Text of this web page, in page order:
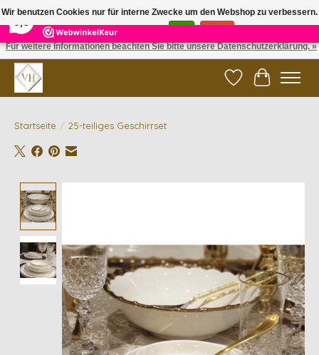
5 Reviews ×
✓ Gratis verzending vanaf €200 | ✓ 14 dagen retourneren
Wunschzettel
Ihr
Startseite / 25-teiliges Geschirrset
Wir benutzen Cookies nur für interne Zwecke um den Webshop zu verbessern.
Ist das in Ordnung?
Für weitere Informationen beachten Sie bitte unsere Datenschutzerklärung. »